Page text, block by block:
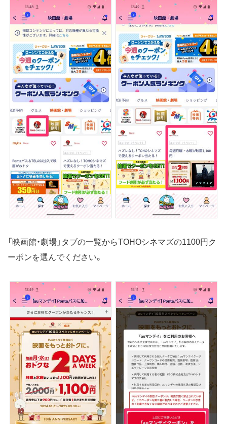
「映画館・劇場」タブの一覧からTOHOシネマズの1100円ク
ーポンを選んでください。